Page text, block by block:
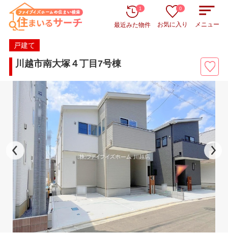
最近みた物件
1
お気に入り
0
メニュー
戸建て
川越市南大塚４丁目7号棟